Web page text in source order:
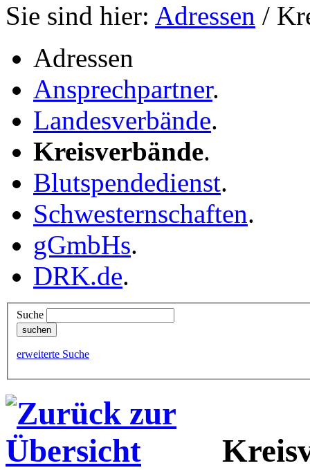
Sie sind hier: Adressen /
Adressen
Ansprechpartner.
Landesverbände.
Kreisverbände.
Blutspendedienst.
Schwesternschaften.
gGmbHs.
DRK.de.
Suche
erweiterte Suche